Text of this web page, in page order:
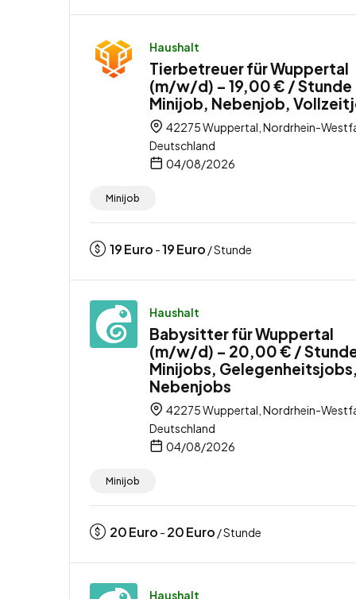
Haushalt
Tierbetreuer für Wuppertal
(m/w/d) – 19,00 € / Stunde
Minijob, Nebenjob,
42275 Wuppertal, Nordrhein-
Deutschland
04/08/2026
Minijob
19Euro -19Euro / Stunde
Haushalt
Babysitter für Wuppertal
(m/w/d) – 20,00 € /
Minijobs, Gelegenheitsjobs,
Nebenjobs
42275 Wuppertal, Nordrhein-
Deutschland
04/08/2026
Minijob
20Euro - 20Euro / Stunde
Haushalt